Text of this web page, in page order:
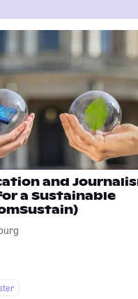
and
a Sustainable